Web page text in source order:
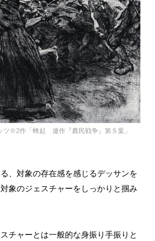
ツ※2作「蜂起 連作『農民戦争』第５葉」
、対象の存在感を感じるデッサンを
象のジェスチャーをしっかりと掴み
チャーとは一般的な身振り手振りと